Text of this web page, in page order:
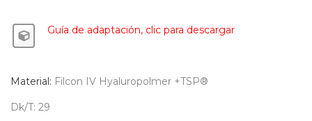
Guía de adaptación, clic para descargar
Material: Filcon IV Hyaluropolmer +TSP®
Dk/T: 29